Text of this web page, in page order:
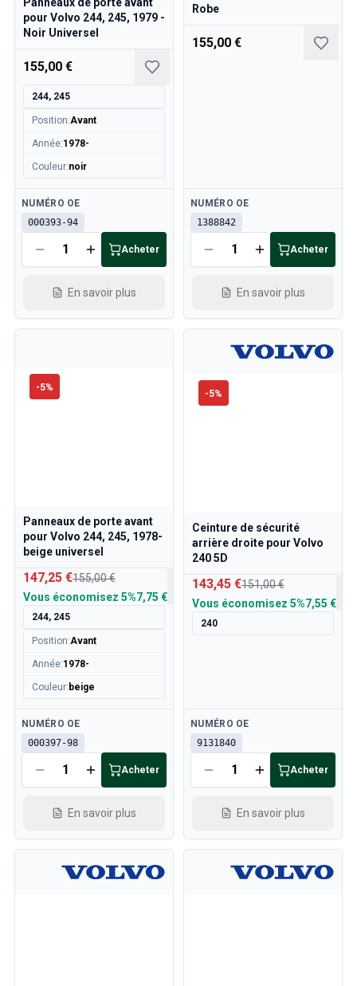
pour Volvo 244, 245, 1979 -
Noir Universel
155,00 €
244, 245
Position:Avant
Année:1978-
Couleur:noir
Disponible
NUMÉRO OE
000393-94
Acheter
En savoir plus
Robe
155,00 €
Disponible
NUMÉRO OE
1388842
Acheter
En savoir plus
-5%
Panneaux de porte avant
pour Volvo 244, 245, 1978-
beige universel
147,25 €155,00 €
Vous économisez 5%7,75 €
244, 245
Position:Avant
Année:1978-
Couleur: beige
Disponible
NUMÉRO OE
000397-98
Acheter
En savoir plus
-5%
Ceinture de sécurité
arrière droite pour Volvo
240 5D
143,45 €151,00 €
Vous économisez 5%7,55 €
240
Disponible
NUMÉRO OE
9131840
Acheter
En savoir plus